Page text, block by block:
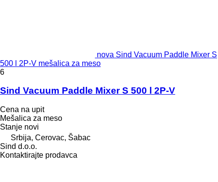
nova Sind Vacuum Paddle Mixer S
500 l 2P-V mešalica za meso
6
Sind Vacuum Paddle Mixer S 500 l 2P-V
Cena na upit
Mešalica za meso
Stanje novi
Srbija, Cerovac, Šabac
Sind d.o.o.
Kontaktirajte prodavca